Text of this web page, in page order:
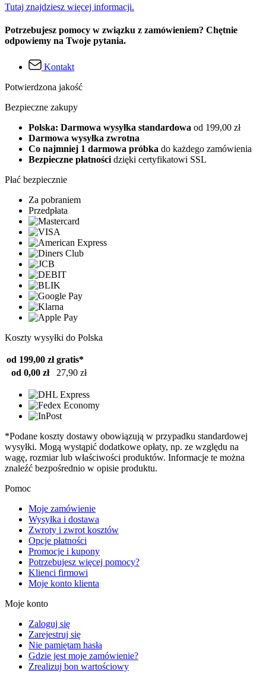
Tutaj znajdziesz więcej informacji.
Potrzebujesz pomocy w związku z zamówieniem? Chętnie
odpowiemy na Twoje pytania.
Kontakt
Potwierdzona jakość
Bezpieczne zakupy
Polska: Darmowa wysyłka standardowa od 199,00 zł
Darmowa wysyłka zwrotna
Co najmniej 1 darmowa próbka do każdego zamówienia
Bezpieczne płatności dzięki certyfikatowi SSL
Płać bezpiecznie
Za pobraniem
Przedpłata
Koszty wysyłki do Polska
od 199,00 zł gratis*
od 0,00 zł
27,90 zł
*Podane koszty dostawy obowiązują w przypadku standardowej
wysyłki. Mogą wystąpić dodatkowe opłaty, np. ze względu na
wagę, rozmiar lub właściwości produktów. Informacje te można
znaleźć bezpośrednio w opisie produktu.
Pomoc
Moje zamówienie
Wysyłka i dostawa
Zwroty i zwrot kosztów
Opcje płatności
Promocje i kupony
Potrzebujesz więcej pomocy?
Klienci firmowi
Moje konto klienta
Moje konto
Zaloguj się
Zarejestruj się
Nie pamiętam hasła
Gdzie jest moje zamówienie?
Zrealizuj bon wartościowy